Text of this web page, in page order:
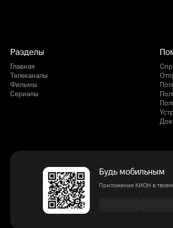
Разделы
Главная
Телеканалы
Фильмы
Сериалы
Будь мобильным
Приложение КИОН в